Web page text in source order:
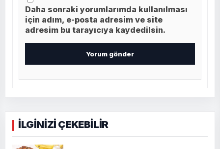
Daha sonraki yorumlarımda kullanılması
için adım, e-posta adresim ve site
adresim bu tarayıcıya kaydedilsin.
İLGİNİZİ ÇEKEBİLİR